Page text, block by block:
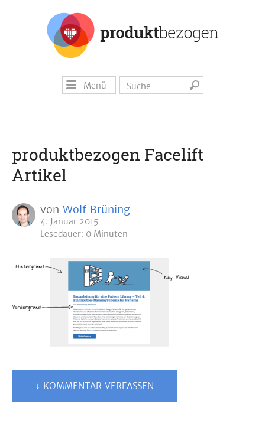
Menü
produktbezogen Facelift
Artikel
von Wolf Brüning
4. Januar 2015
Lesedauer: 0 Minuten
↓ KOMMENTAR VERFASSEN